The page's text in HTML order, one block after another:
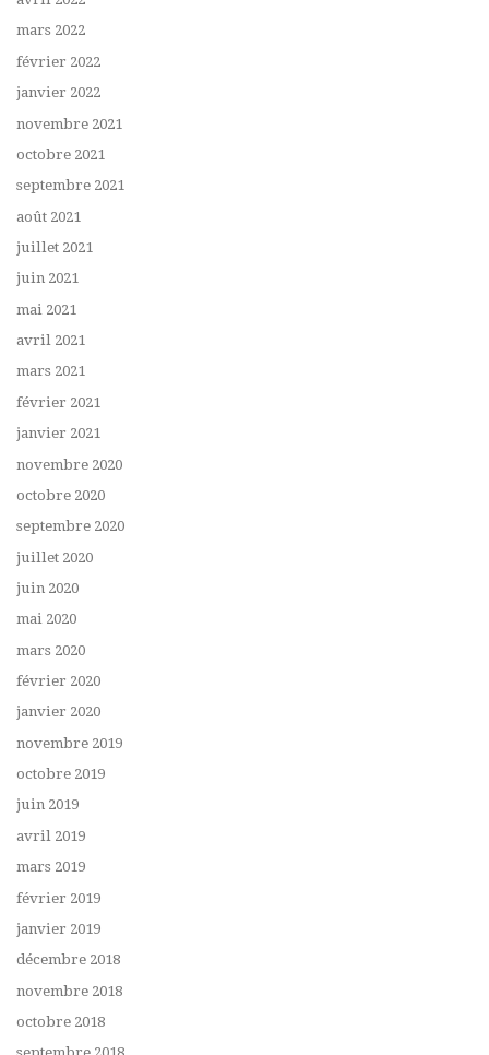
mars 2022
février 2022
janvier 2022
novembre 2021
octobre 2021
septembre 2021
août 2021
juillet 2021
juin 2021
mai 2021
avril 2021
mars 2021
février 2021
janvier 2021
novembre 2020
octobre 2020
septembre 2020
juillet 2020
juin 2020
mai 2020
mars 2020
février 2020
janvier 2020
novembre 2019
octobre 2019
juin 2019
avril 2019
mars 2019
février 2019
janvier 2019
décembre 2018
novembre 2018
octobre 2018